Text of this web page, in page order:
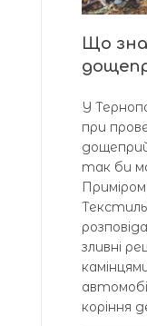
Що
У
при
так би
Приміром
зливні
коріння